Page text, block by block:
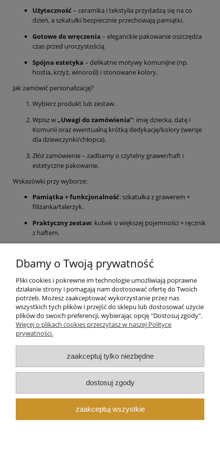
Użyteczność – ceramika i tekstylia przydadzą się na co
dzień, a szkatułki bezpiecznie przechowają pamiątki.
Gotowe do wręczenia – eleganckie pakowanie oszczędza
czas przed uroczystością.
Spójna estetyka – delikatne motywy komunijne (np.
hostia, krzyż, winorośl) i stonowane kolory.
Jak zamówić personalizację?
Wybierz produkt lub zestaw.
Wpisz w „Uwagi do zamówienia”: imię dziecka, datę I
Komunii oraz ewentualną krótką dedykację/kolory (wersje
dla dziewczynki/chłopca).
Złóż zamówienie – zadbamy o czytelny grawer/haft i
estetyczne pakowanie.
Wskazówki przy wyborze:
Pamiątka + funkcjonalność: szkatułka z grawerem +
filiżanka/talerzyk.
Praktyczny zestaw: kubek o większej pojemności + ręcznik
z haftem.
grawerem dołączony do kartki.
Komuniędotarł na czas i był gotowy do wręczenia bez
dodatkowych przygotowań. Jeśli chcesz dopasować treść dedykacji
albo skompletować indywidualny zestaw — chętnie pomogę.
Pomoc
Moje konto
Płatności i dostawa
Informacje
Dbamy o Twoją prywatność
Pliki cookies i pokrewne im technologie umożliwiają poprawne
działanie strony i pomagają nam dostosować ofertę do Twoich
potrzeb. Możesz zaakceptować wykorzystanie przez nas
wszystkich tych plików i przejść do sklepu lub dostosować użycie
plików do swoich preferencji, wybierając opcję "Dostosuj zgody".
Więcej o plikach cookies przeczytasz w naszej Polityce
prywatności.
zaakceptuj tylko niezbędne
dostosuj zgody
zaakceptuj wszystkie